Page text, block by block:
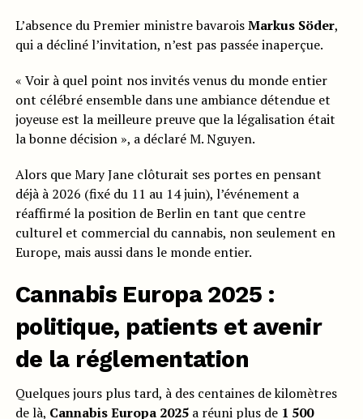
L’absence du Premier ministre bavaroisMarkus Söder,
qui a décliné l’invitation, n’est pas passée inaperçue.
« Voir à quel point nos invités venus du monde entier
ont célébré ensemble dans une ambiance détendue et
joyeuse est la meilleure preuve que la légalisation était
la bonne décision », a déclaré M. Nguyen.
Alors que Mary Jane clôturait ses portes en pensant
déjà à 2026 (fixé du 11 au 14 juin), l’événement a
réaffirmé la position de Berlin en tant que centre
culturel et commercial du cannabis, non seulement en
Europe, mais aussi dans le monde entier.
Cannabis Europa 2025 :
politique, patients et avenir
de la réglementation
Quelques jours plus tard, à des centaines de kilomètres
de là, Cannabis Europa 2025a réuni plus de 1 500